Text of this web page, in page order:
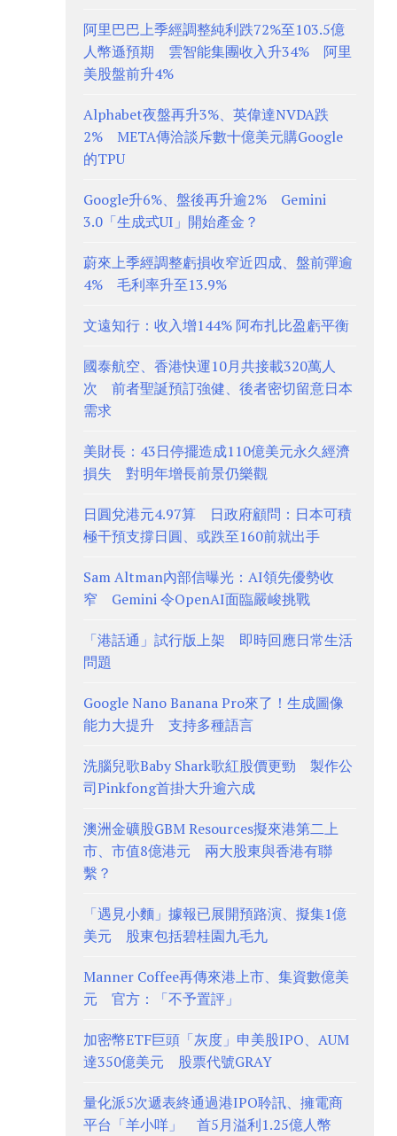
阿里巴巴上季經調整純利跌72%至103.5億
人幣遜預期 雲智能集團收入升34% 阿里
美股盤前升4%
Alphabet夜盤再升3%、英偉達NVDA跌
2% META傳洽談斥數十億美元購Google
的TPU
Google升6%、盤後再升逾2% Gemini
3.0「生成式UI」開始產金？
蔚來上季經調整虧損收窄近四成、盤前彈逾
4% 毛利率升至13.9%
文遠知行：收入增144% 阿布扎比盈虧平衡
國泰航空、香港快運10月共接載320萬人
次 前者聖誕預訂強健、後者密切留意日本
需求
美財長：43日停擺造成110億美元永久經濟
損失 對明年增長前景仍樂觀
日圓兌港元4.97算 日政府顧問：日本可積
極干預支撐日圓、或跌至160前就出手
Sam Altman內部信曝光：AI領先優勢收
窄 Gemini 令OpenAI面臨嚴峻挑戰
「港話通」試行版上架 即時回應日常生活
問題
Google Nano Banana Pro來了！生成圖像
能力大提升 支持多種語言
洗腦兒歌Baby Shark歌紅股價更勁 製作公
司Pinkfong首掛大升逾六成
澳洲金礦股GBM Resources擬來港第二上
市、市值8億港元 兩大股東與香港有聯
繫？
「遇見小麵」據報已展開預路演、擬集1億
美元 股東包括碧桂園九毛九
Manner Coffee再傳來港上市、集資數億美
元 官方：「不予置評」
加密幣ETF巨頭「灰度」申美股IPO、AUM
達350億美元 股票代號GRAY
量化派5次遞表終通過港IPO聆訊、擁電商
平台「羊小咩」 首5月溢利1.25億人幣